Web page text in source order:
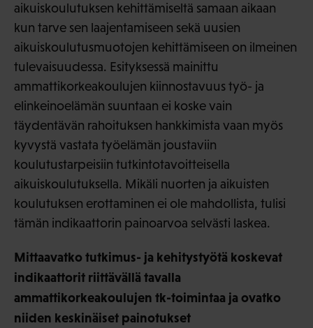
aikuiskoulutuksen kehittämiseltä samaan aikaan
kun tarve sen laajentamiseen sekä uusien
aikuiskoulutusmuotojen kehittämiseen on ilmeinen
tulevaisuudessa. Esityksessä mainittu
ammattikorkeakoulujen kiinnostavuus työ- ja
elinkeinoelämän suuntaan ei koske vain
täydentävän rahoituksen hankkimista vaan myös
kyvystä vastata työelämän joustaviin
koulutustarpeisiin tutkintotavoitteisella
aikuiskoulutuksella. Mikäli nuorten ja aikuisten
koulutuksen erottaminen ei ole mahdollista, tulisi
tämän indikaattorin painoarvoa selvästi laskea.
Mittaavatko tutkimus- ja kehitystyötä koskevat
indikaattorit riittävällä tavalla
ammattikorkeakoulujen tk-toimintaa ja ovatko
niiden keskinäiset painotukset